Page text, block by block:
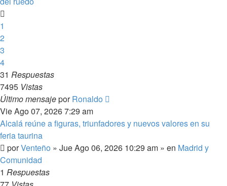
1
2
3
4
31 Respuestas
7495 Vistas
Último mensajeporRonaldo
Vie Ago 07, 2026 7:29 am
Alcalá reúne a figuras, triunfadores y nuevos valores en su
feria taurina
porVenteño » Jue Ago 06, 2026 10:29 am » en Madrid y
Comunidad
1 Respuestas